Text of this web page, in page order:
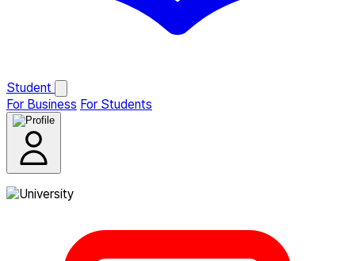
Student
For Business For Students